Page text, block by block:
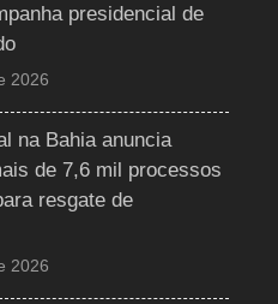
presidencial de
2026
na Bahia anuncia
de 7,6 mil processos
resgate de
2026